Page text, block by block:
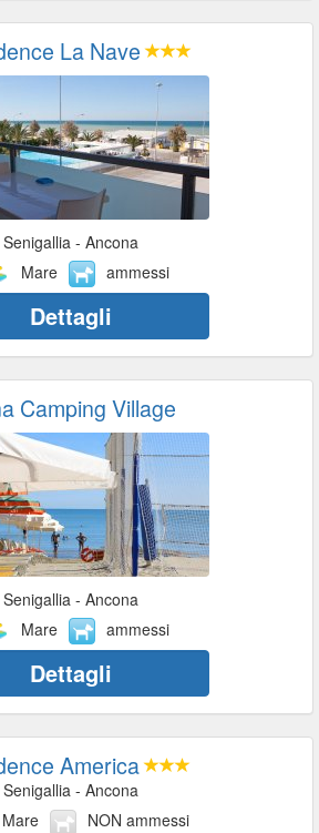
La Nave
Senigallia - Ancona
Mare
ammessi
Dettagli
Camping Village
Senigallia - Ancona
Mare
ammessi
Dettagli
America
Senigallia - Ancona
Mare
NON ammessi